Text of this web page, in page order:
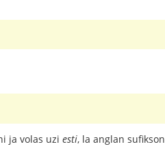
ja volas uzi esti, la anglan sufikson